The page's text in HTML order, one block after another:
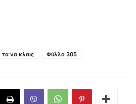
τα να κλαις Φύλλο 305